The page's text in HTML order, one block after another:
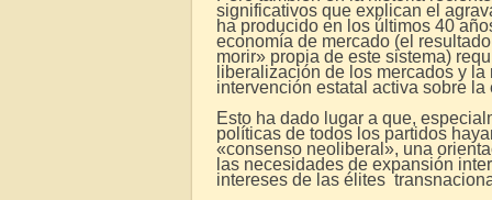
significativos que explican el
ha producido en los últimos 40
economía de mercado (el
morir» propia de este sistema)
liberalización de los mercados y
intervención estatal activa sobre
Esto ha dado lugar a que,
políticas de todos los partidos
«consenso neoliberal», una
las necesidades de expansión
intereses de las élites